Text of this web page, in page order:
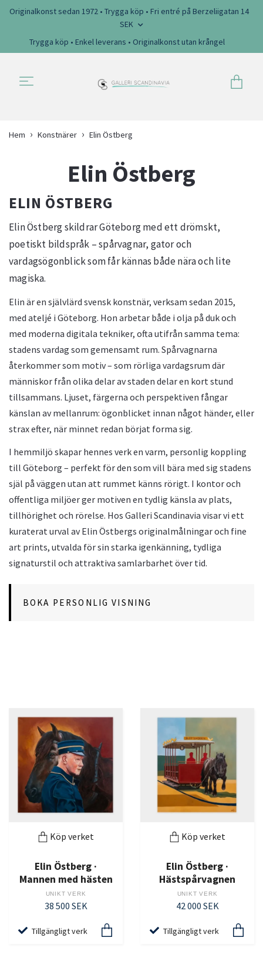
Originalkonst sedan 1972 • Trygga köp • Fri entré på Berzeliigatan 14
SEK
Trygga köp • Enkel leverans • Originalkonst utan krångel
Hem Konstnärer Elin Östberg
Elin Östberg
ELIN ÖSTBERG
Elin Östberg skildrar Göteborg med ett drömskt,
poetiskt bildspråk – spårvagnar, gator och
vardagsögonblick som får kännas både nära och lite
magiska.
Elin är en självlärd svensk konstnär, verksam sedan 2015,
med ateljé i Göteborg. Hon arbetar både i olja på duk och
med moderna digitala tekniker, ofta utifrån samma tema:
stadens vardag som gemensamt rum. Spårvagnarna
återkommer som motiv – som rörliga vardagsrum där
människor från olika delar av staden delar en kort stund
tillsammans. Ljuset, färgerna och perspektiven fångar
känslan av mellanrum: ögonblicket innan något händer, eller
strax efter, när minnet redan börjat forma sig.
I hemmiljö skapar hennes verk en varm, personlig koppling
till Göteborg – perfekt för den som vill bära med sig stadens
själ på väggen utan att rummet känns rörigt. I kontor och
offentliga miljöer ger motiven en tydlig känsla av plats,
tillhörighet och rörelse. Hos Galleri Scandinavia visar vi ett
kuraterat urval av Elin Östbergs originalmålningar och fine
art prints, utvalda för sin starka igenkänning, tydliga
signaturstil och attraktiva samlarbarhet över tid.
BOKA PERSONLIG VISNING
Köp verket
Elin Östberg ·
Mannen med hästen
UNIKT VERK
38 500 SEK
Tillgängligt verk
Köp verket
Elin Östberg ·
Hästspårvagnen
UNIKT VERK
42 000 SEK
Tillgängligt verk